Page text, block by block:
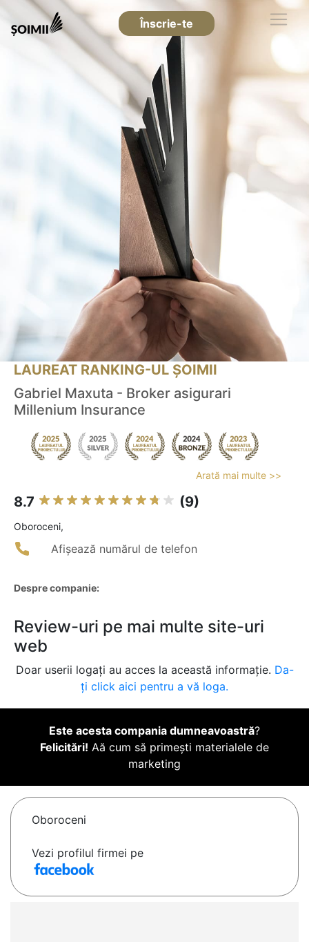
Înscrie-te
LAUREAT RANKING-UL ȘOIMII
Gabriel Maxuta - Broker asigurari
Millenium Insurance
Arată mai multe >>
8.7 (9)
Oboroceni,
Afișează numărul de telefon
Despre companie:
Review-uri pe mai multe site-uri
web
Doar userii logați au acces la această informație. Da-
ți click aici pentru a vă loga.
Este acesta compania dumneavoastră?
Felicitări! Aă cum să primești materialele de
marketing
Oboroceni
Vezi profilul firmei pe